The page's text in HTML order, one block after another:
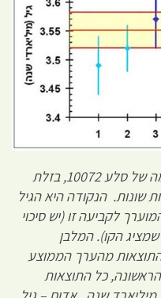
איור 4. תיארוך של סלע בודד (דוגמה של סלע 10072, בזלת
שונות. הנקודה היא הגיל
לקביעה זו (יש סיכוי
שמציג הקו). המלבן
מהערך הממוצע
כל התוצאות